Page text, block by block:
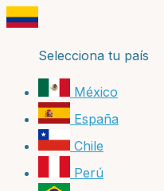
Saltar
contenidoSelecciona tu país
México
España
Chile
Perú